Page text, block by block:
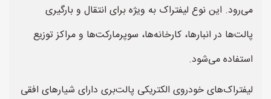
می‌رود. این نوع لیفتراک به ویژه برای انتقال و بارگیری
پالت‌ها در انبارها، کارخانه‌ها، سوپرمارکت‌ها و مراکز توزیع
استفاده می‌شود.
لیفتراک‌های خودروی الکتریکی پالت‌بری دارای شیارهای افقی